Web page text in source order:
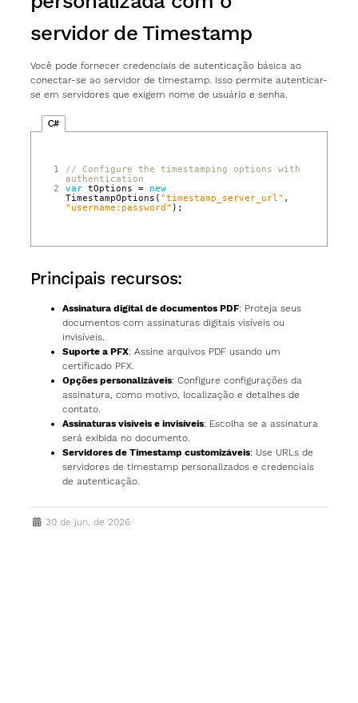
servidor de Timestamp
Você pode fornecer credenciais de autenticação básica ao
conectar-se ao servidor de timestamp. Isso permite autenticar-
se em servidores que exigem nome de usuário e senha.
C#
1
// Configure the timestamping options with
authentication
2
var tOptions =
new
TimestampOptions ( "timestamp_server_url" ,
"username:password" );
Principais recursos:
Assinatura digital de documentos PDF: Proteja seus
documentos com assinaturas digitais visíveis ou
invisíveis.
Suporte a PFX: Assine arquivos PDF usando um
certificado PFX.
Opções personalizáveis: Configure configurações da
assinatura, como motivo, localização e detalhes de
contato.
Assinaturas visíveis e invisíveis: Escolha se a assinatura
será exibida no documento.
Servidores de Timestamp customizáveis: Use URLs de
servidores de timestamp personalizados e credenciais
de autenticação.
30 de jun. de 2026